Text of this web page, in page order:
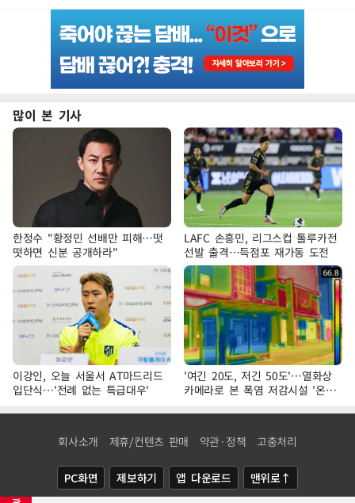
많이 본 기사
한정수 "황정민 선배만 피해…떳
떳하면 신분 공개하라"
LAFC 손흥민, 리그스컵 톨루카전
선발 출격…득점포 재가동 도전
이강인, 오늘 서울서 AT마드리드
입단식…'전례 없는 특급대우'
'여긴 20도, 저긴 50도'…열화상
카메라로 본 폭염 저감시설 '온도
차'
회사소개 제휴/컨텐츠 판매 약관·정책 고충처리
PC화면 제보하기 앱 다운로드 맨위로↑